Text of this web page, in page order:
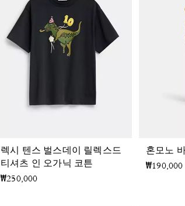
렉시 텐스 벌스데이 릴렉스드
티셔츠 인 오가닉 코튼
₩250,000
혼모노
₩190,000